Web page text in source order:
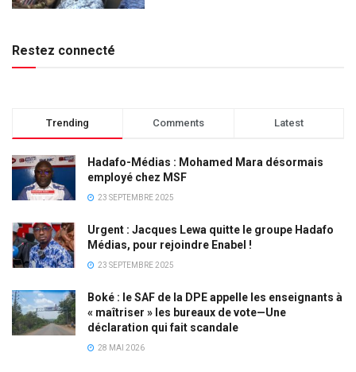
Restez connecté
Trending Comments Latest
Hadafo-Médias : Mohamed Mara désormais
employé chez MSF
23 SEPTEMBRE 2025
Urgent : Jacques Lewa quitte le groupe Hadafo
Médias, pour rejoindre Enabel !
23 SEPTEMBRE 2025
Boké : le SAF de la DPE appelle les enseignants à
« maîtriser » les bureaux de vote—Une
déclaration qui fait scandale
28 MAI 2026